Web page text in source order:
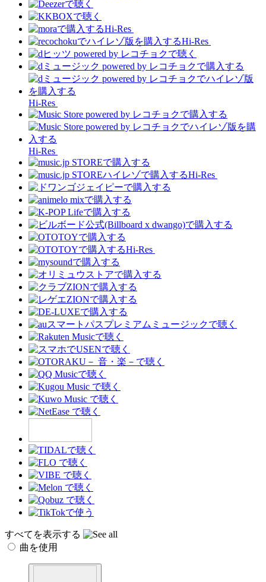
Hi-Res
Hi-Res
Hi-Res
Hi-Res
Hi-Res
Hi-Res
すべてを表示する
曲を使用